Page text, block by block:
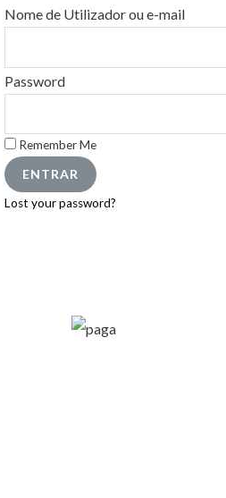
Nome de Utilizador ou e-mail
Password
Remember Me
ENTRAR
Lost your password?